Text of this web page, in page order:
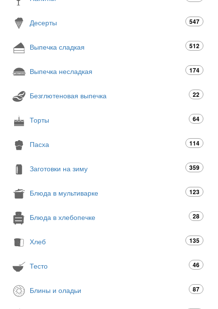
Десерты 547
Выпечка сладкая 512
Выпечка несладкая 174
Безглютеновая выпечка 22
Торты 64
Пасха 114
Заготовки на зиму 359
Блюда в мультиварке 123
Блюда в хлебопечке 28
Хлеб 135
Тесто 46
Блины и оладьи 87